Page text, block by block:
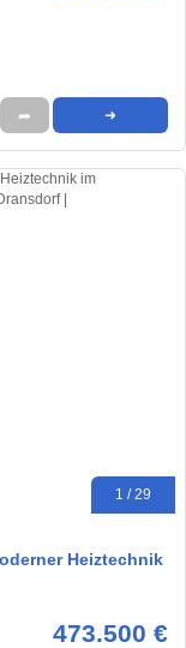
➦ ➜
1 / 29
Heiztechnik
473.500 €